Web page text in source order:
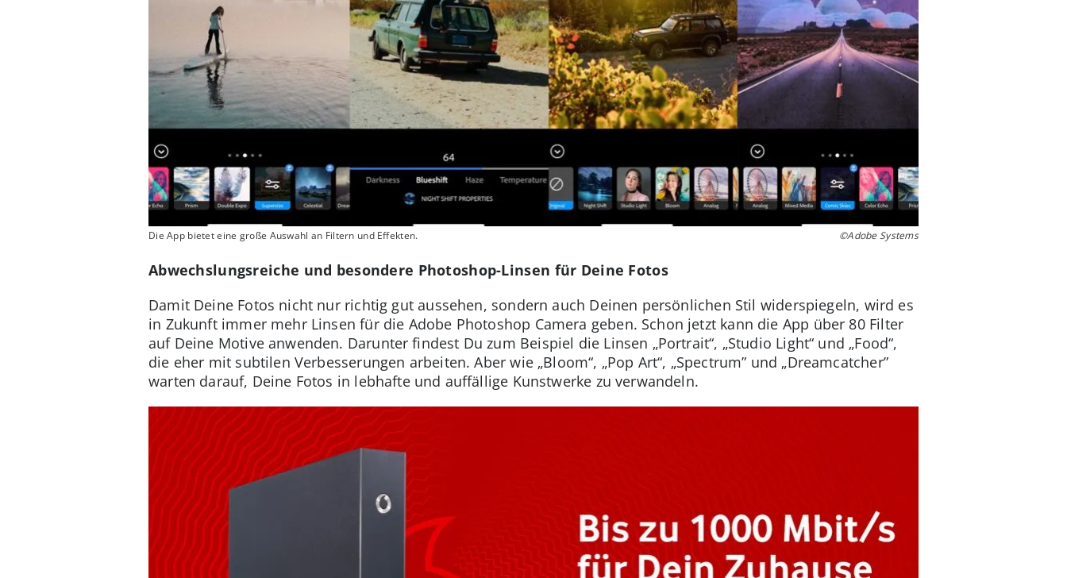
Die App bietet eine große Auswahl an Filtern und Effekten. ©Adobe Systems
Abwechslungsreiche und besondere Photoshop-Linsen für Deine Fotos
Damit Deine Fotos nicht nur richtig gut aussehen, sondern auch Deinen persönlichen Stil widerspiegeln, wird es
in Zukunft immer mehr Linsen für die Adobe Photoshop Camera geben. Schon jetzt kann die App über 80 Filter
auf Deine Motive anwenden. Darunter findest Du zum Beispiel die Linsen „Portrait“, „Studio Light“ und „Food“,
die eher mit subtilen Verbesserungen arbeiten. Aber wie „Bloom“, „Pop Art“, „Spectrum” und „Dreamcatcher”
warten darauf, Deine Fotos in lebhafte und auffällige Kunstwerke zu verwandeln.